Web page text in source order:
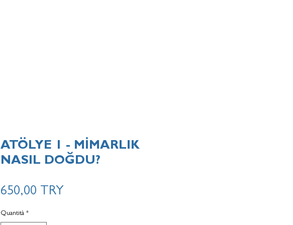
ATÖLYE 1 - MİMARLIK
NASIL DOĞDU?
650,00 TRY
Quantità *